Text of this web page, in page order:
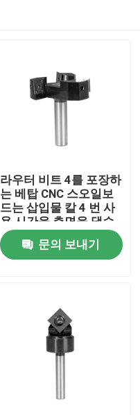
라우터 비트 4를 포장하
는 베탑 CNC 스오일보
드는 삽입물 칼 4 번 사
용 시간을 측면을 댔습
니다
문의 보내기